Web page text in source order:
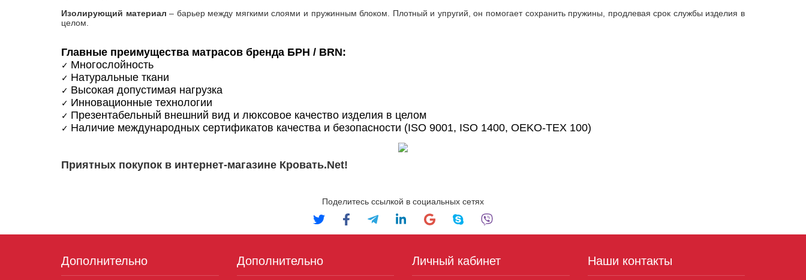
Изолирующий материал – барьер между мягкими слоями и пружинным блоком. Плотный и упругий, он помогает сохранить пружины, продлевая срок службы изделия в
целом.
Главные преимущества матрасов бренда БРН / BRN:
✓ Многослойность
✓ Натуральные ткани
✓ Высокая допустимая нагрузка
✓ Инновационные технологии
✓ Презентабельный внешний вид и люксовое качество изделия в целом
✓ Наличие международных сертификатов качества и безопасности (ISO 9001, ISO 1400, OEKO-TEX 100)
Приятных покупок в интернет-магазине Кровать.Net!
Поделитесь ссылкой в социальных сетях
Дополнительно Дополнительно Личный кабинет Наши контакты